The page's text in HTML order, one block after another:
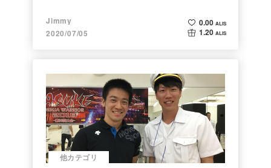
Jimmy
2020/07/05
0.00 ALIS
1.20 ALIS
他カテゴリ